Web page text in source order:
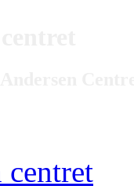
centret